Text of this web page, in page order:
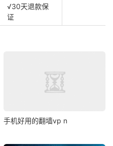
√30天退款保
证
手机好用的翻墙vp n